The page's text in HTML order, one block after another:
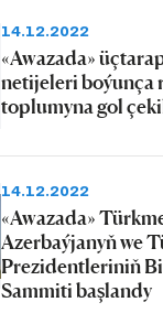
14.12.2022
«Awazada»
netijeleri boýunça
toplumyna gol
14.12.2022
«Awazada»
Azerbaýjanyň we
Prezidentleriniň
Sammiti başlandy